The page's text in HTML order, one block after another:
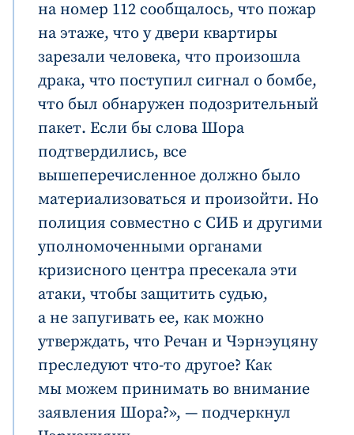
Отправить
информацию
О ZDG
în Română in English
на номер 112 сообщалось, что пожар
на этаже, что у двери квартиры
зарезали человека, что произошла
драка, что поступил сигнал о бомбе,
что был обнаружен подозрительный
пакет. Если бы слова Шора
подтвердились, все
вышеперечисленное должно было
материализоваться и произойти. Но
полиция совместно с СИБ и другими
уполномоченными органами
кризисного центра пресекала эти
атаки, чтобы защитить судью,
а не запугивать ее, как можно
утверждать, что Речан и Чэрнэуцяну
преследуют что-то другое? Как
мы можем принимать во внимание
заявления Шора?», — подчеркнул